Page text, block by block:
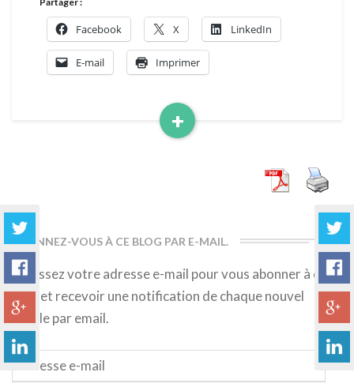
+
Read
Facebook X LinkedIn
E-mail Imprimer
ABONNEZ-VOUS À CE BLOG PAR E-MAIL.
Saisissez votre adresse e-mail pour vous abonner à ce
blog et recevoir une notification de chaque nouvel
article par email.
Adresse
e-